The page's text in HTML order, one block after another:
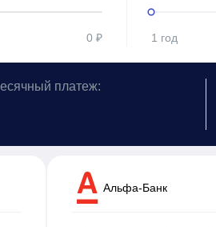
0 ₽ 1 год
платеж:
Альфа-Банк